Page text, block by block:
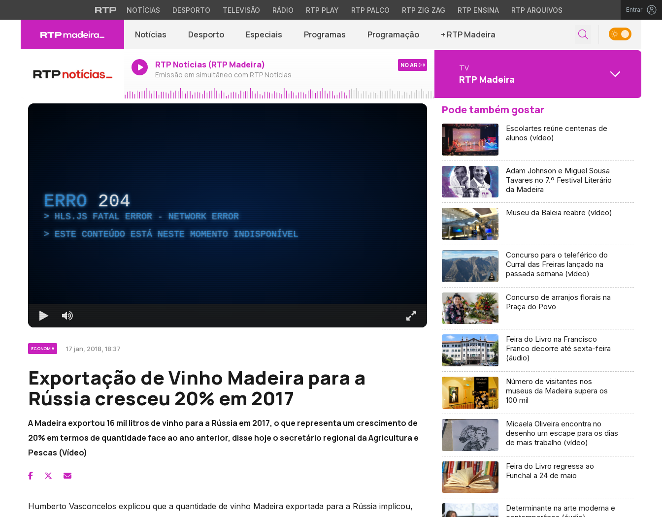
NOTÍCIAS DESPORTO TELEVISÃO RÁDIO RTP PLAY RTP PALCO RTP ZIG ZAG RTP ENSINA RTP ARQUIVOS Entrar
Notícias Desporto Especiais Programas Programação + RTP Madeira
RTP Notícias (RTP Madeira)
Emissão em simultâneo com RTP Notícias
NO AR TV
RTP Madeira
ERRO 204
HLS.JS FATAL ERROR - NETWORK ERROR
ESTE CONTEÚDO ESTÁ NESTE MOMENTO INDISPONÍVEL
ECONOMIA 17 jan, 2018, 18:37
Exportação de Vinho Madeira para a
Rússia cresceu 20% em 2017
A Madeira exportou 16 mil litros de vinho para a Rússia em 2017, o que representa um crescimento de
20% em termos de quantidade face ao ano anterior, disse hoje o secretário regional da Agricultura e
Pescas (Vídeo)
Humberto Vasconcelos explicou que a quantidade de vinho Madeira exportada para a Rússia implicou,
Pode também gostar
Escolartes reúne centenas de
alunos (vídeo)
Adam Johnson e Miguel Sousa
Tavares no 7.º Festival Literário
da Madeira
Museu da Baleia reabre (vídeo)
Concurso para o teleférico do
Curral das Freiras lançado na
passada semana (vídeo)
Concurso de arranjos florais na
Praça do Povo
Feira do Livro na Francisco
Franco decorre até sexta-feira
(áudio)
Número de visitantes nos
museus da Madeira supera os
100 mil
Micaela Oliveira encontra no
desenho um escape para os dias
de mais trabalho (vídeo)
Feira do Livro regressa ao
Funchal a 24 de maio
Determinante na arte moderna e